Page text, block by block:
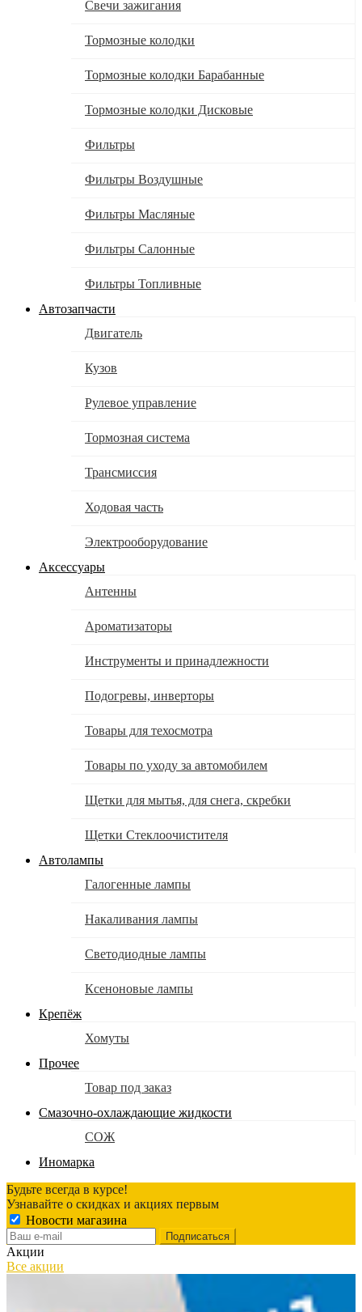
Свечи зажигания
Тормозные колодки
Тормозные колодки Барабанные
Тормозные колодки Дисковые
Фильтры
Фильтры Воздушные
Фильтры Масляные
Фильтры Салонные
Фильтры Топливные
Автозапчасти
Двигатель
Кузов
Рулевое управление
Тормозная система
Трансмиссия
Ходовая часть
Электрооборудование
Аксессуары
Антенны
Ароматизаторы
Инструменты и принадлежности
Подогревы, инверторы
Товары для техосмотра
Товары по уходу за автомобилем
Щетки для мытья, для снега, скребки
Щетки Стеклоочистителя
Автолампы
Галогенные лампы
Накаливания лампы
Светодиодные лампы
Ксеноновые лампы
Крепёж
Хомуты
Прочее
Товар под заказ
Смазочно-охлаждающие жидкости
СОЖ
Иномарка
Будьте всегда в курсе!
Узнавайте о скидках и акциях первым
Новости магазина
Акции
Все акции